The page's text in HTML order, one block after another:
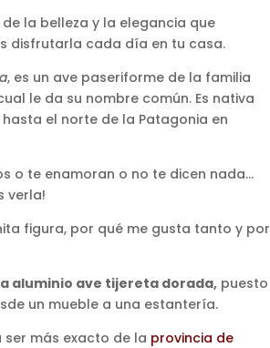
la belleza y la elegancia que
disfrutarla cada día en tu casa.
, es un ave paseriforme de la familia
le da su nombre común. Es nativa
el norte de la Patagonia en
o te enamoran o no te dicen nada…
verla!
figura, por qué me gusta tanto y por
aluminio ave tijereta dorada, puesto
un mueble a una estantería.
más exacto de la provincia de